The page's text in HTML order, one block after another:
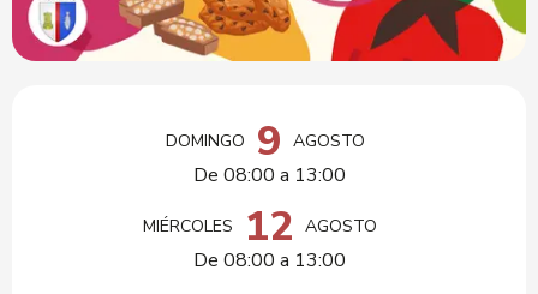
DOMINGO 9 AGOSTO
De 08:00 a 13:00
MIÉRCOLES 12 AGOSTO
De 08:00 a 13:00